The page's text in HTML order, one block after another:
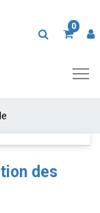
0
des